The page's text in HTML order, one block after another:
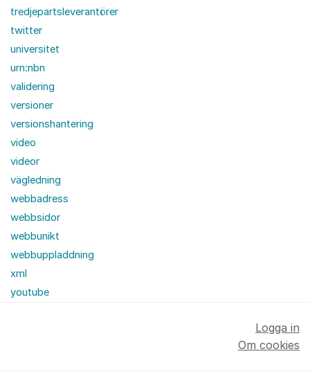
tredjepartsleverantörer
twitter
universitet
urn:nbn
validering
versioner
versionshantering
video
videor
vägledning
webbadress
webbsidor
webbunikt
webbuppladdning
xml
youtube
Logga in
Om cookies